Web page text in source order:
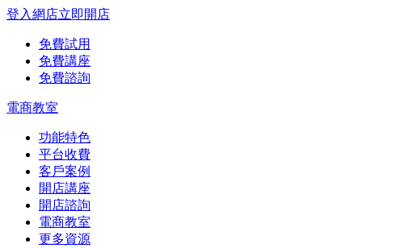
登入網店立即開店
免費試用
免費講座
免費諮詢
電商教室
功能特色
平台收費
客戶案例
開店講座
開店諮詢
電商教室
更多資源